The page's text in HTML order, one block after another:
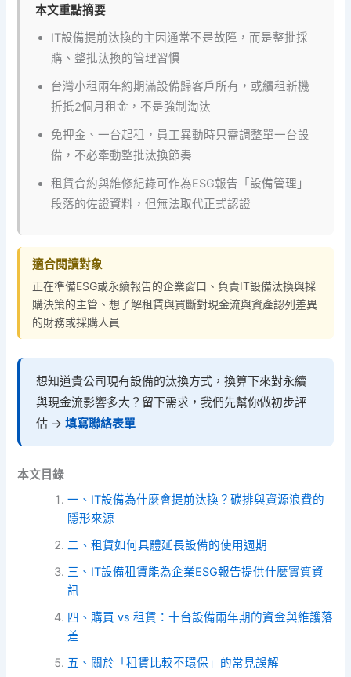
本文重點摘要
IT設備提前汰換的主因通常不是故障，而是整批採
購、整批汰換的管理習慣
台灣小租兩年約期滿設備歸客戶所有，或續租新機
折抵2個月租金，不是強制淘汰
免押金、一台起租，員工異動時只需調整單一台設
備，不必牽動整批汰換節奏
租賃合約與維修紀錄可作為ESG報告「設備管理」
段落的佐證資料，但無法取代正式認證
適合閱讀對象
正在準備ESG或永續報告的企業窗口、負責IT設備汰換與採
購決策的主管、想了解租賃與買斷對現金流與資產認列差異
的財務或採購人員
想知道貴公司現有設備的汰換方式，換算下來對永續
與現金流影響多大？留下需求，我們先幫你做初步評
估 →填寫聯絡表單
本文目錄
一、IT設備為什麼會提前汰換？碳排與資源浪費的
隱形來源
二、租賃如何具體延長設備的使用週期
三、IT設備租賃能為企業ESG報告提供什麼實質資
訊
四、購買 vs 租賃：十台設備兩年期的資金與維護落
差
五、關於「租賃比較不環保」的常見誤解